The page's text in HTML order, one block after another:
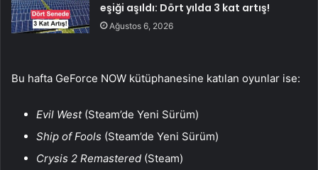
eşiği aşıldı: Dört yılda 3 kat artış!
Ağustos 6, 2026
Bu hafta GeForce NOW kütüphanesine katılan oyunlar ise:
Evil West (Steam’de Yeni Sürüm)
Ship of Fools (Steam’de Yeni Sürüm)
Crysis 2 Remastered (Steam)